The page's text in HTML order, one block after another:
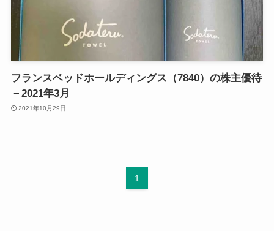
フランスベッドホールディングス（7840）の株主優待
－2021年3月
2021年10月29日
1